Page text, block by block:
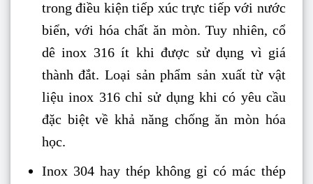
trong điều kiện tiếp xúc trực tiếp với nước
biển, với hóa chất ăn mòn. Tuy nhiên, cổ
dê inox 316 ít khi được sử dụng vì giá
thành đắt. Loại sản phẩm sản xuất từ vật
liệu inox 316 chỉ sử dụng khi có yêu cầu
đặc biệt về khả năng chống ăn mòn hóa
học.
Inox 304 hay thép không gỉ có mác thép